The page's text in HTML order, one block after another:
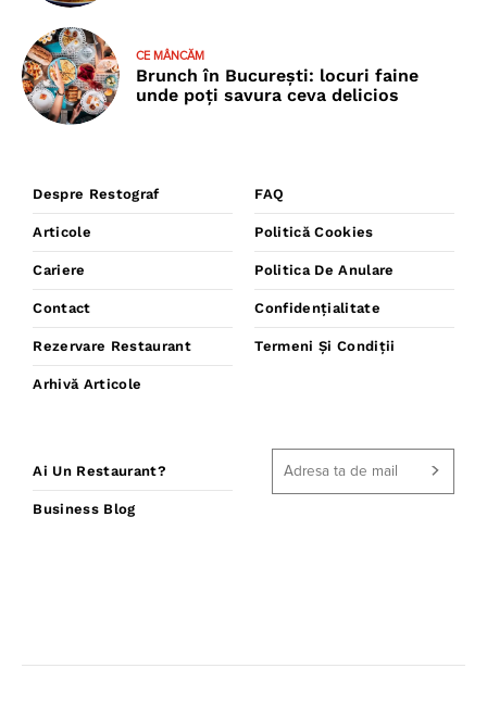
CE MÂNCĂM
Brunch în București: locuri faine
unde poţi savura ceva delicios
Despre Restograf
Articole
Cariere
Contact
Rezervare Restaurant
Arhivă Articole
FAQ
Politică Cookies
Politica De Anulare
Confidențialitate
Termeni Și Condiții
Ai Un Restaurant?
Business Blog